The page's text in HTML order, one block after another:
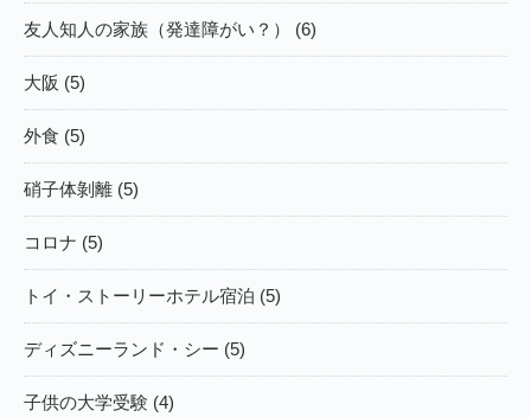
友人知人の家族（発達障がい？） (6)
大阪 (5)
外食 (5)
硝子体剝離 (5)
コロナ (5)
トイ・ストーリーホテル宿泊 (5)
ディズニーランド・シー (5)
子供の大学受験 (4)